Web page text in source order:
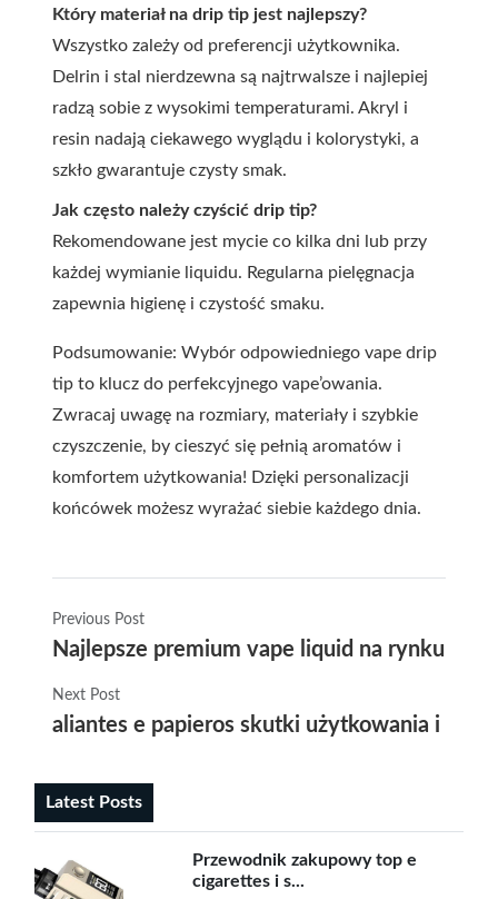
Który materiał na drip tip jest najlepszy?
Wszystko zależy od preferencji użytkownika.
Delrin i stal nierdzewna są najtrwalsze i najlepiej
radzą sobie z wysokimi temperaturami. Akryl i
resin nadają ciekawego wyglądu i kolorystyki, a
szkło gwarantuje czysty smak.
Jak często należy czyścić drip tip?
Rekomendowane jest mycie co kilka dni lub przy
każdej wymianie liquidu. Regularna pielęgnacja
zapewnia higienę i czystość smaku.
Podsumowanie: Wybór odpowiedniego vape drip
tip to klucz do perfekcyjnego vape’owania.
Zwracaj uwagę na rozmiary, materiały i szybkie
czyszczenie, by cieszyć się pełnią aromatów i
komfortem użytkowania! Dzięki personalizacji
końcówek możesz wyrażać siebie każdego dnia.
Previous Post
Najlepsze premium vape liquid na rynku –
Next Post
aliantes e papieros skutki użytkowania i
Latest Posts
Przewodnik zakupowy top e
cigarettes i s...